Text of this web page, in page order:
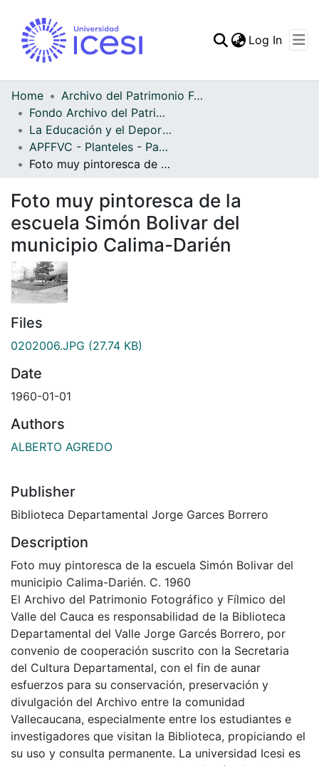
Log In
Home
Archivo del Patrimonio Fotográfico y Fílmico del Valle del Cauca
Fondo Archivo del Patrimonio Fotográfico y Fílmico del Valle del Cauca
La Educación y el Deporte
APFFVC - Planteles - Patrimonial
Foto muy pintoresca de la escuela Simón Bolivar del municipio Calima-Darién
Foto muy pintoresca de la
escuela Simón Bolivar del
municipio Calima-Darién
Files
0202006.JPG (27.74 KB)
Date
1960-01-01
Authors
ALBERTO AGREDO
Publisher
Biblioteca Departamental Jorge Garces Borrero
Description
Foto muy pintoresca de la escuela Simón Bolivar del
municipio Calima-Darién. C. 1960
El Archivo del Patrimonio Fotográfico y Fílmico del
Valle del Cauca es responsabilidad de la Biblioteca
Departamental del Valle Jorge Garcés Borrero, por
convenio de cooperación suscrito con la Secretaria
del Cultura Departamental, con el fin de aunar
esfuerzos para su conservación, preservación y
divulgación del Archivo entre la comunidad
Vallecaucana, especialmente entre los estudiantes e
investigadores que visitan la Biblioteca, propiciando el
su uso y consulta permanente. La universidad Icesi es